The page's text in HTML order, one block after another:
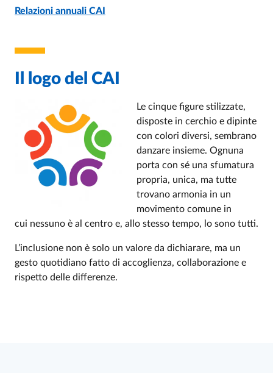
Relazioni annuali CAI
Il logo del CAI
Le cinque figure stilizzate,
disposte in cerchio e dipinte
con colori diversi, sembrano
danzare insieme. Ognuna
porta con sé una sfumatura
propria, unica, ma tutte
trovano armonia in un
movimento comune in
cui nessuno è al centro e, allo stesso tempo, lo sono tutti.
L’inclusione non è solo un valore da dichiarare, ma un
gesto quotidiano fatto di accoglienza, collaborazione e
rispetto delle differenze.